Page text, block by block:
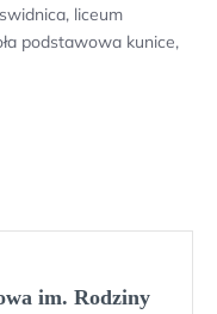
liceum
podstawowa kunice,
im. Rodziny